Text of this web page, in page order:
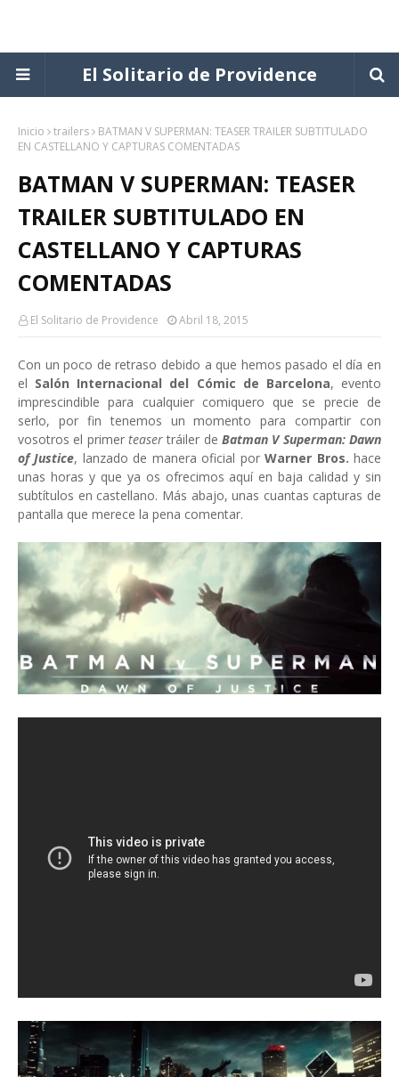
El Solitario de Providence
Inicio trailers
BATMAN V SUPERMAN: TEASER TRAILER SUBTITULADO
EN CASTELLANO Y CAPTURAS COMENTADAS
BATMAN V SUPERMAN: TEASER
TRAILER SUBTITULADO EN
CASTELLANO Y CAPTURAS
COMENTADAS
El Solitario de Providence Abril 18, 2015
Con un poco de retraso debido a que hemos pasado el día en
el Salón Internacional del Cómic de Barcelona, evento
imprescindible para cualquier comiquero que se precie de
serlo, por fin tenemos un momento para compartir con
vosotros el primer teasertráiler deBatman V Superman: Dawn
of Justice, lanzado de manera oficial porWarner Bros. hace
unas horas y que ya os ofrecimos aquí en baja calidad y sin
subtítulos en castellano. Más abajo, unas cuantas capturas de
pantalla que merece la pena comentar.